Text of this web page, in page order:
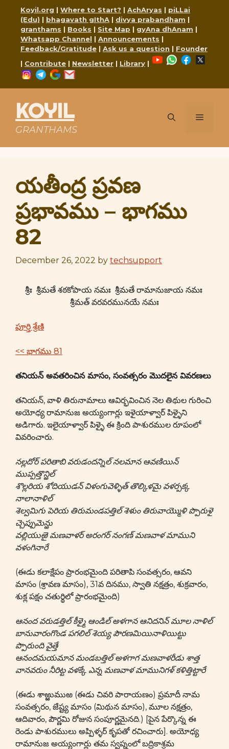
content
Koyil.org | Where to Start? | AchAryas | piLLai
(Edu) | bhagavath gIthA | divya prabandham |
granthams | Books | Site Map | gyAna dhAnam |
Whatsapp Channel | Announcements |
Feedback/Gratitude | Ask us a question | Founder
| Contribute | Newsletter | Library |
YouTubeWhatsApp
Facebook
Instagram
Telegram
Google
KOYIL
GRANTHAMS
Menu
యతీంద్ర ప్రవణ
ప్రభావము – భాగము
82
December 26, 2022 by techsupport
శ్రీః శ్రీమతే శఠకోపాయ నమః శ్రీమతే రామానుజాయ నమః
శ్రీమత్ వరవరమునయే నమః
పూర్తి శ్రేణి
<< భాగము 81
తనియన్ అవతరించిన మాసం, సంవత్సరం మొదలైన వివరణలు
తనియన్, వాళి తిరునామాలు ఆవిర్భవించిన నెల తిథుల గురించి
అయోధ్య రామానుజ అయ్యంగార్లు ఇళైయాళ్వార్ పిళ్ళైని
అడిగారు. ఇలైయాళ్వార్ పిళ్ళై ఈ క్రింది పాశురముల రూపంలో
వివరించారు.
నల్లదోర్ పరితాబి వరుడందన్నిల్ నలమాన ఆవణియిన్
ముప్పత్తొన్ఱిల్
శొల్లరియ శోదియుడన్ విళంగువెళ్ళిత్ తొల్కిళమై వళర్పక్క
నాలానాళిల్
శెల్వమిగు పెరియ తిరుమండపత్తిల్ శెళుం తిరువాయ్మొళి ప్పొరుళై
చ్చెప్పుమెన్ఱు
వల్లియుఱై మణవాళర్ అరంగర్ నంగణ్ మణవాళ మాముని
వళంగినారే
(ఈడు కలాక్షేపం ప్రారంభమైంది పరితాపి సంవత్సరం, ఆవని
మాసం (శ్రావణ మాసం), 31వ దినము, స్వాతి నక్షత్రం, శుక్రవారం,
శుక్ల పక్షం చతుర్థిలో ప్రారంభమైంది)
ఆనంద వరుడత్తిల్ కీళ్మై ఆండిల్ అళగాన ఆనిదనిన్ మూల నాళిల్
బానువారంగొండ పగలిల్ శెయ్య పౌరణమియినాళియిట్టు
ప్పొరుంది వైత్తే
ఆనందమయమాన మండబత్తిల్ అళగాగ మణవాళరీడు శాత్త
వానవరుం నీరిట్ట వళక్కే ఎన్న మణవాళ మామునిగళ్ కళిత్తిట్టారే
(ఈడు శాఱ్ఱుముఱ (ఈడు చివరి పారాయణం) ప్రమాదీ నామ
సంవత్సరం, జేష్ట్య మాసం (మిథున మాసం), మూల నక్షత్రం,
ఆదివారం, పౌర్ణమి రోజున సంపూర్ణమైనది.) [పైన పేర్కొన్న ఈ
రెండు పాశురములు అప్పిళ్ళర్ కృపతో రచించారు]. అయోధ్య
రామానుజ అయ్యంగార్లు తమ స్వప్నంలో బద్రికాశ్రమ